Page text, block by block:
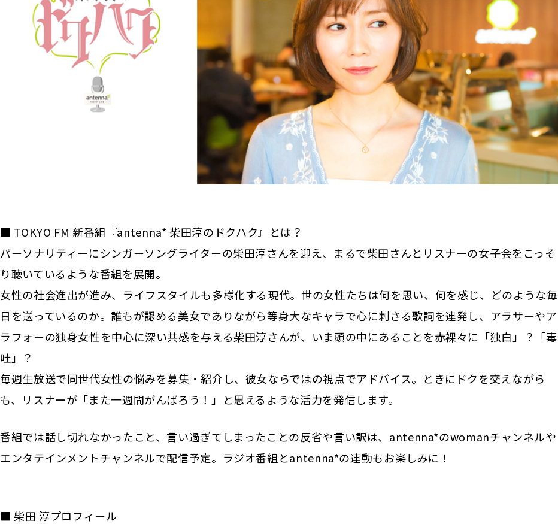
■ TOKYO FM 新番組『antenna* 柴田淳のドクハク』とは？
パーソナリティーにシンガーソングライターの柴田淳さんを迎え、まるで柴田さんとリスナーの女子会をこっそ
り聴いているような番組を展開。
女性の社会進出が進み、ライフスタイルも多様化する現代。世の女性たちは何を思い、何を感じ、どのような毎
日を送っているのか。誰もが認める美女でありながら等身大なキャラで心に刺さる歌詞を連発し、アラサーやア
ラフォーの独身女性を中心に深い共感を与える柴田淳さんが、いま頭の中にあることを赤裸々に「独白」？「毒
吐」？
毎週生放送で同世代女性の悩みを募集・紹介し、彼女ならではの視点でアドバイス。ときにドクを交えながら
も、リスナーが「また一週間がんばろう！」と思えるような活力を発信します。
番組では話し切れなかったこと、言い過ぎてしまったことの反省や言い訳は、antenna*のwomanチャンネルや
エンタテインメントチャンネルで配信予定。ラジオ番組とantenna*の連動もお楽しみに！
■ 柴田 淳プロフィール